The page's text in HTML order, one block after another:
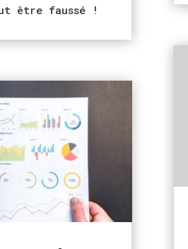
être faussé !